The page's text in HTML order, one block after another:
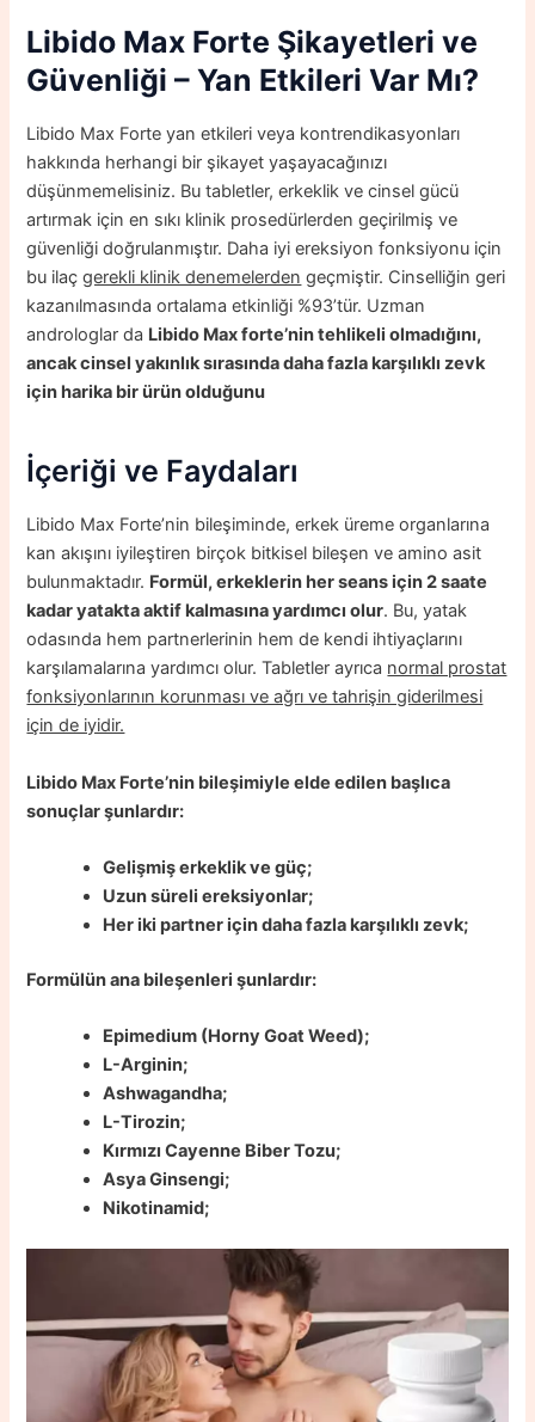
Libido Max Forte Şikayetleri ve
Güvenliği – Yan Etkileri Var Mı?
Libido Max Forte yan etkileri veya kontrendikasyonları
hakkında herhangi bir şikayet yaşayacağınızı
düşünmemelisiniz. Bu tabletler, erkeklik ve cinsel gücü
artırmak için en sıkı klinik prosedürlerden geçirilmiş ve
güvenliği doğrulanmıştır. Daha iyi ereksiyon fonksiyonu için
bu ilaçgerekli klinik denemelerden geçmiştir. Cinselliğin geri
kazanılmasında ortalama etkinliği %93’tür. Uzman
androloglar da Libido Max forte’nin tehlikeli olmadığını,
ancak cinsel yakınlık sırasında daha fazla karşılıklı zevk
için harika bir ürün olduğunu
İçeriği ve Faydaları
Libido Max Forte’nin bileşiminde, erkek üreme organlarına
kan akışını iyileştiren birçok bitkisel bileşen ve amino asit
bulunmaktadır. Formül, erkeklerin her seans için 2 saate
kadar yatakta aktif kalmasına yardımcı olur. Bu, yatak
odasında hem partnerlerinin hem de kendi ihtiyaçlarını
karşılamalarına yardımcı olur. Tabletler ayrıca normal prostat
fonksiyonlarının korunması ve ağrı ve tahrişin giderilmesi
için de iyidir.
Libido Max Forte’nin bileşimiyle elde edilen başlıca
sonuçlar şunlardır:
Gelişmiş erkeklik ve güç;
Uzun süreli ereksiyonlar;
Her iki partner için daha fazla karşılıklı zevk;
Formülün ana bileşenleri şunlardır:
Epimedium (Horny Goat Weed);
L-Arginin;
Ashwagandha;
L-Tirozin;
Kırmızı Cayenne Biber Tozu;
Asya Ginsengi;
Nikotinamid;